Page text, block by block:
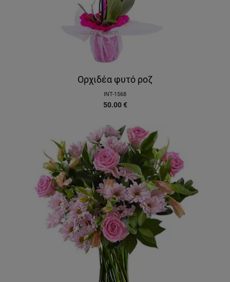
Ορχιδέα φυτό ροζ
INT-1568
50.00 €